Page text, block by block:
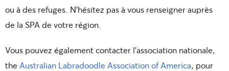
ou à des refuges. N’hésitez pas à vous renseigner auprès
de la SPA de votre région.
Vous pouvez également contacter l’association nationale,
the Australian Labradoodle Association of America, pour